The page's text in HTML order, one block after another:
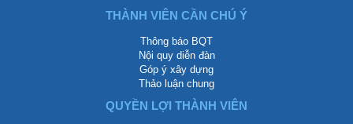
THÀNH VIÊN CẦN CHÚ Ý
Thông báo BQT
Nội quy diễn đàn
Góp ý xây dựng
Thảo luận chung
QUYỀN LỢI THÀNH VIÊN